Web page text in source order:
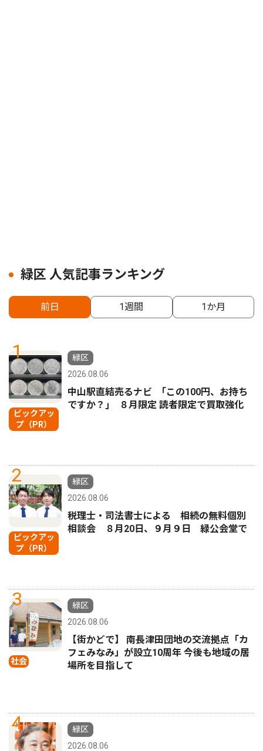
緑区 人気記事ランキング
前日 1週間 1か月
1
ピックアッ
プ（PR）
緑区
2026.08.06
中山駅直結売るナビ ｢この100円、お持ち
ですか？｣ ８月限定 読者限定で買取強化
2
ピックアッ
プ（PR）
緑区
2026.08.06
税理士・司法書士による 相続の無料個別
相談会 ８月20日、９月９日 緑公会堂で
3
社会
緑区
2026.08.06
【街かどで】 南長津田団地の交流拠点「カ
フェみなみ」が設立10周年 今後も地域の居
場所を目指して
4
緑区
2026.08.06